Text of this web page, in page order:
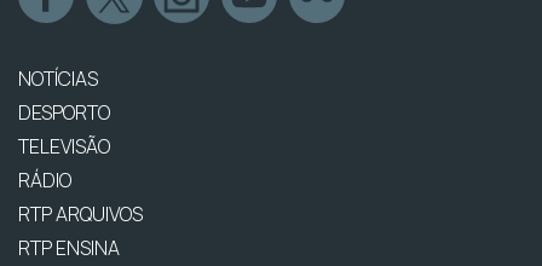
NOTÍCIAS
DESPORTO
TELEVISÃO
RÁDIO
RTP ARQUIVOS
RTP ENSINA